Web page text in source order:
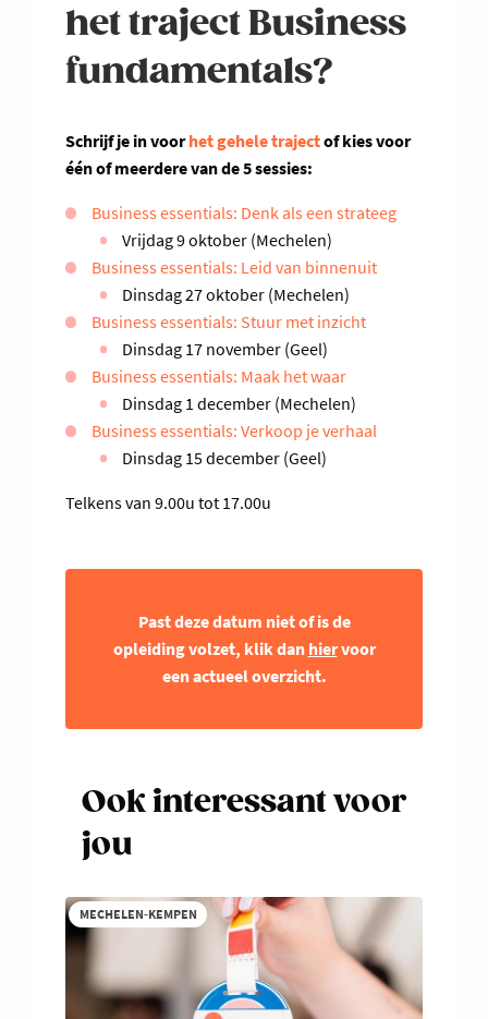
het traject Business
fundamentals?
Schrijf je in voorhet gehele trajectof kies voor
één of meerdere van de 5 sessies:
Business essentials: Denk als een strateeg
Vrijdag 9 oktober (Mechelen)
Business essentials: Leid van binnenuit
Dinsdag 27 oktober (Mechelen)
Business essentials: Stuur met inzicht
Dinsdag 17 november (Geel)
Business essentials: Maak het waar
Dinsdag 1 december (Mechelen)
Business essentials: Verkoop je verhaal
Dinsdag 15 december (Geel)
Telkens van 9.00u tot 17.00u
Past deze datum niet of is de
opleiding volzet, klik dan hiervoor
een actueel overzicht.
Ook interessant voor
jou
MECHELEN-KEMPEN